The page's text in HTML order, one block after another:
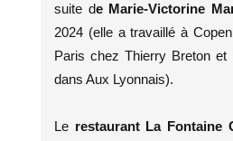
suite de Marie-Victorine
2024 (elle a travaillé à
Paris chez Thierry Breton et
dans Aux Lyonnais).
Le restaurant La